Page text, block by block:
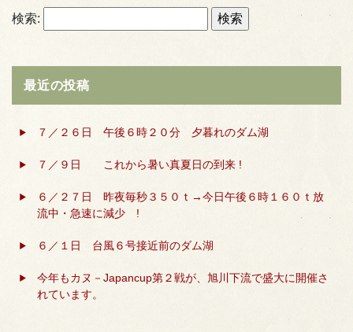
検索:
最近の投稿
７／２６日 午後６時２０分 夕暮れのダム湖
７／９日 これから暑い真夏日の到来 !
６／２７日 昨夜毎秒３５０ｔ→今日午後６時１６０ｔ放
流中・急速に減少 !
６／１日 台風６号接近前のダム湖
今年もカヌ－Japancup第２戦が、旭川下流で盛大に開催さ
れています。